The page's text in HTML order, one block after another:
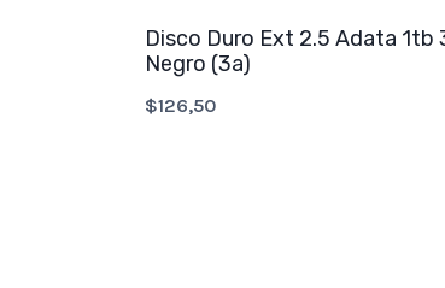
Disco Duro Ext 2.5 Adata 1tb
Negro (3a)
$126,50